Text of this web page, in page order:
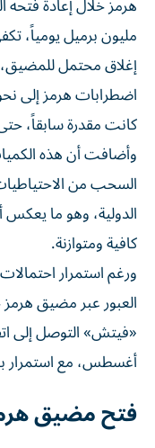
مليون برميل يومياً،
إغلاق محتمل
اضطرابات هرمز إلى
كانت مقدرة سابقاً،
السحب من الاحتياطيات
الدولية، وهو ما
كافية ومتوازنة.
ورغم استمرار
العبور عبر مضيق
«فيتش» التوصل إلى
أغسطس، مع استمرار
فتح مضيق